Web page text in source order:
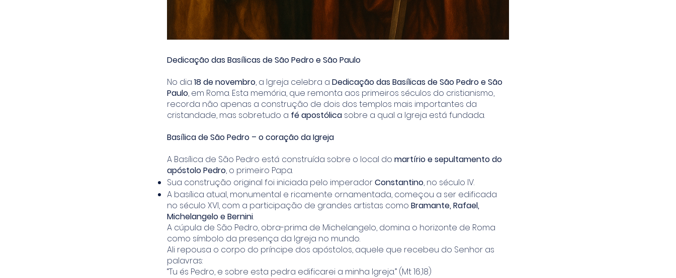
Dedicação das Basílicas de São Pedro e São Paulo
No dia 18 de novembro, a Igreja celebra a Dedicação das Basílicas de São Pedro e São
Paulo, em Roma. Esta memória, que remonta aos primeiros séculos do cristianismo,
recorda não apenas a construção de dois dos templos mais importantes da
cristandade, mas sobretudo a fé apostólica sobre a qual a Igreja está fundada.
Basílica de São Pedro – o coração da Igreja
A Basílica de São Pedro está construída sobre o local do martírio e sepultamento do
apóstolo Pedro, o primeiro Papa.
Sua construção original foi iniciada pelo imperadorConstantino, no século IV.
A basílica atual, monumental e ricamente ornamentada, começou a ser edificada
no século XVI, com a participação de grandes artistas como Bramante, Rafael,
Michelangelo e Bernini.
A cúpula de São Pedro, obra-prima de Michelangelo, domina o horizonte de Roma
como símbolo da presença da Igreja no mundo.
Ali repousa o corpo do príncipe dos apóstolos, aquele que recebeu do Senhor as
palavras:
“Tu és Pedro, e sobre esta pedra edificarei a minha Igreja.” (Mt 16,18)